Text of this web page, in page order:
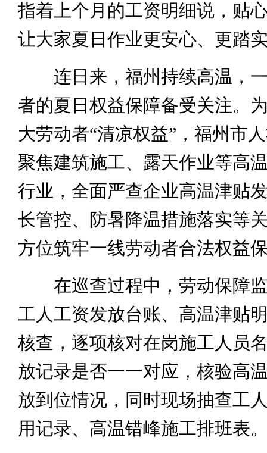
指着上个月的工资明细说，贴
让大家夏日作业更安心、更踏
连日来，福州持续高温，一
者的夏日权益保障备受关注。
大劳动者“清凉权益”，福州市
聚焦建筑施工、露天作业等高
行业，全面严查企业高温津贴
长管控、防暑降温措施落实等
方位筑牢一线劳动者合法权益
在巡查过程中，劳动保障监
工人工资发放台账、高温津贴
核查，逐项核对在岗施工人员
放记录是否一一对应，核验高
放到位情况，同时现场抽查工
用记录、高温错峰施工排班表